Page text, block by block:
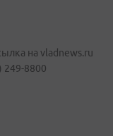
на vladnews.ru
249-8800